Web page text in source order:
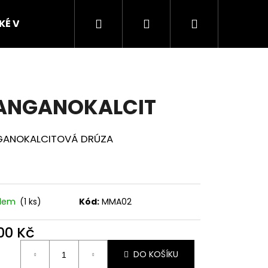
VZORKY FIGURKY ZVÍŘAT Z
Hledat PřihlášeníNákupní
DRÚZA
(1 ks) Kód: MMA02
Kč
DO KOŠÍKU